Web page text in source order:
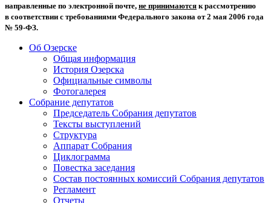
направленные по электронной почте, не принимаются к рассмотрению
в соответствии с требованиями Федерального закона от 2 мая 2006 года
№ 59-ФЗ.
Об Озерске
Общая информация
История Озерска
Официальные символы
Фотогалерея
Собрание депутатов
Председатель Собрания депутатов
Тексты выступлений
Структура
Аппарат Собрания
Циклограмма
Повестка заседания
Состав постоянных комиссий Собрания депутатов
Регламент
Отчеты